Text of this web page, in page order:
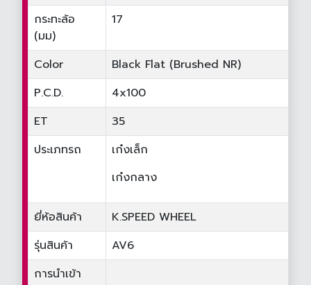
กระทะล้อ
(มม)
17
Color
Black Flat (Brushed NR)
P.C.D.
4x100
ET
35
ประเภทรถ
เก๋งเล็ก
เก๋งกลาง
ยี่ห้อสินค้า
K.SPEED WHEEL
รุ่นสินค้า
AV6
การนำเข้า